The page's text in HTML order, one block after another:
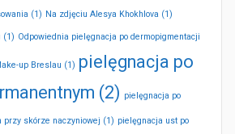
(1) Na zdjęciu Alesya Khokhlova (1)
(1) Odpowiednia pielęgnacja po dermopigmentacji
up Breslau (1) pielęgnacja po
(2) pielęgnacja po
przy skórze naczyniowej (1) pielęgnacja ust po